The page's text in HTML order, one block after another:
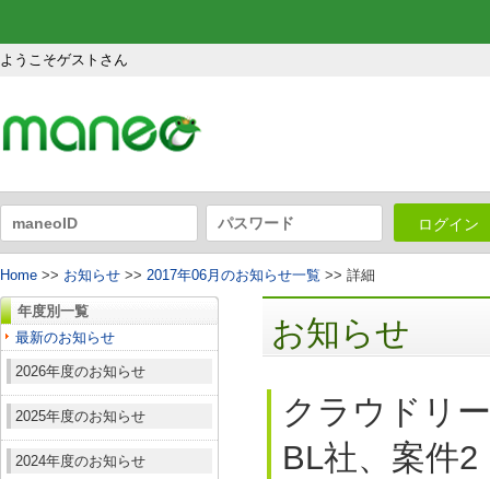
ようこそゲストさん
ログイン
Home >> お知らせ >> 2017年06月のお知らせ一覧 >> 詳細
年度別一覧
最新のお知らせ
2026年度のお知らせ
2025年度のお知らせ
2024年度のお知らせ
お知らせ
クラウドリ
BL社、案件2